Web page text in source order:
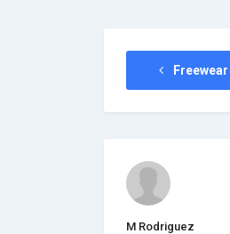
Freewear
M Rodriguez